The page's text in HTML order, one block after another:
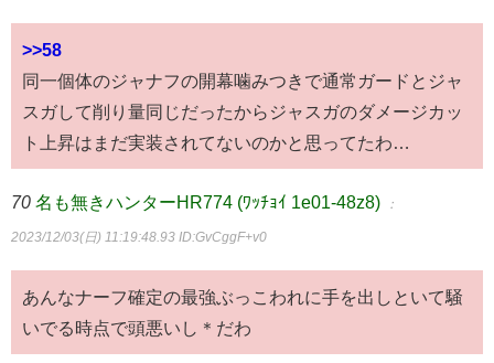
>>58
同一個体のジャナフの開幕噛みつきで通常ガードとジャ
スガして削り量同じだったからジャスガのダメージカッ
ト上昇はまだ実装されてないのかと思ってたわ…
70 名も無きハンターHR774 (ﾜｯﾁｮｲ 1e01-48z8) ：
2023/12/03(日) 11:19:48.93 ID:GvCggF+v0
あんなナーフ確定の最強ぶっこわれに手を出しといて騒
いでる時点で頭悪いし＊だわ